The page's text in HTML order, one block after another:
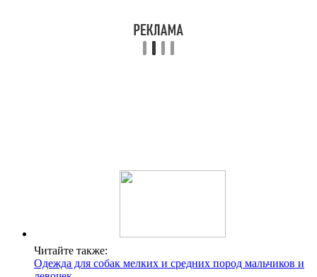
Читайте также:
Одежда для собак мелких и средних пород мальчиков и